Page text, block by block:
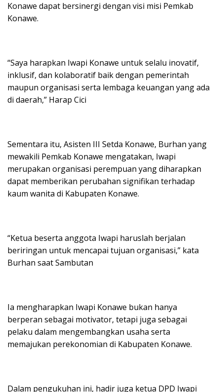
Konawe dapat bersinergi dengan visi misi Pemkab
Konawe.
“Saya harapkan Iwapi Konawe untuk selalu inovatif,
inklusif, dan kolaboratif baik dengan pemerintah
maupun organisasi serta lembaga keuangan yang ada
di daerah,” Harap Cici
Sementara itu, Asisten III Setda Konawe, Burhan yang
mewakili Pemkab Konawe mengatakan, Iwapi
merupakan organisasi perempuan yang diharapkan
dapat memberikan perubahan signifikan terhadap
kaum wanita di Kabupaten Konawe.
“Ketua beserta anggota Iwapi haruslah berjalan
beriringan untuk mencapai tujuan organisasi,” kata
Burhan saat Sambutan
Ia mengharapkan Iwapi Konawe bukan hanya
berperan sebagai motivator, tetapi juga sebagai
pelaku dalam mengembangkan usaha serta
memajukan perekonomian di Kabupaten Konawe.
Dalam pengukuhan ini, hadir juga ketua DPD Iwapi